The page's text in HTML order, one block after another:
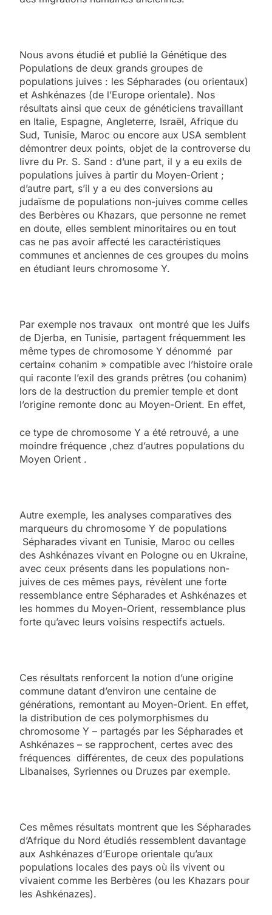
Nous avons étudié et publié la Génétique des
Populations de deux grands groupes de
populations juives : les Sépharades (ou orientaux)
et Ashkénazes (de l’Europe orientale). Nos
résultats ainsi que ceux de généticiens travaillant
en Italie, Espagne, Angleterre, Israël, Afrique du
Sud, Tunisie, Maroc ou encore aux USA semblent
démontrer deux points, objet de la controverse du
livre du Pr. S. Sand : d’une part, il y a eu exils de
populations juives à partir du Moyen-Orient ;
d’autre part, s’il y a eu des conversions au
judaïsme de populations non-juives comme celles
des Berbères ou Khazars, que personne ne remet
en doute, elles semblent minoritaires ou en tout
cas ne pas avoir affecté les caractéristiques
communes et anciennes de ces groupes du moins
en étudiant leurs chromosome Y.
Par exemple nos travaux ont montré que les Juifs
de Djerba, en Tunisie, partagent fréquemment les
même types de chromosome Y dénommé par
certain« cohanim » compatible avec l’histoire orale
qui raconte l’exil des grands prêtres (ou cohanim)
lors de la destruction du premier temple et dont
l’origine remonte donc au Moyen-Orient. En effet,
ce type de chromosome Y a été retrouvé, a une
moindre fréquence ,chez d’autres populations du
Moyen Orient .
Autre exemple, les analyses comparatives des
marqueurs du chromosome Y de populations
Sépharades vivant en Tunisie, Maroc ou celles
des Ashkénazes vivant en Pologne ou en Ukraine,
avec ceux présents dans les populations non-
juives de ces mêmes pays, révèlent une forte
ressemblance entre Sépharades et Ashkénazes et
les hommes du Moyen-Orient, ressemblance plus
forte qu’avec leurs voisins respectifs actuels.
Ces résultats renforcent la notion d’une origine
commune datant d’environ une centaine de
générations, remontant au Moyen-Orient. En effet,
la distribution de ces polymorphismes du
chromosome Y – partagés par les Sépharades et
Ashkénazes – se rapprochent, certes avec des
fréquences différentes, de ceux des populations
Libanaises, Syriennes ou Druzes par exemple.
Ces mêmes résultats montrent que les Sépharades
d’Afrique du Nord étudiés ressemblent davantage
aux Ashkénazes d’Europe orientale qu’aux
populations locales des pays où ils vivent ou
vivaient comme les Berbères (ou les Khazars pour
les Ashkénazes).